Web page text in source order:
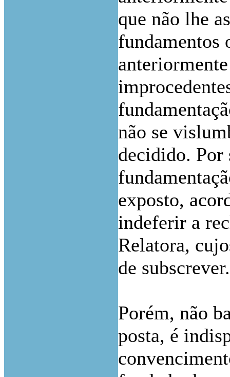
que não lhe
fundamentos
não se
decidido. Por
exposto,
indeferir a
Relatora,
de
Porém, não
posta, é